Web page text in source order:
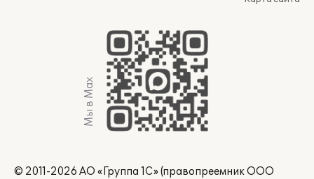
Мы в Max
© 2011-2026 АО «Группа 1С» (правопреемник ООО